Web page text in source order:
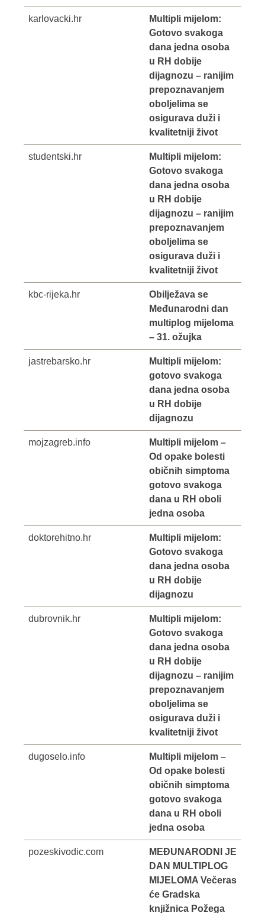
karlovacki.hr
Multipli mijelom:
Gotovo svakoga
dana jedna osoba
u RH dobije
dijagnozu – ranijim
prepoznavanjem
oboljelima se
osigurava duži i
kvalitetniji život
studentski.hr
Multipli mijelom:
Gotovo svakoga
dana jedna osoba
u RH dobije
dijagnozu – ranijim
prepoznavanjem
oboljelima se
osigurava duži i
kvalitetniji život
kbc-rijeka.hr
Obilježava se
Međunarodni dan
multiplog mijeloma
– 31. ožujka
jastrebarsko.hr
Multipli mijelom:
gotovo svakoga
dana jedna osoba
u RH dobije
dijagnozu
mojzagreb.info
Multipli mijelom –
Od opake bolesti
običnih simptoma
gotovo svakoga
dana u RH oboli
jedna osoba
doktorehitno.hr
Multipli mijelom:
Gotovo svakoga
dana jedna osoba
u RH dobije
dijagnozu
dubrovnik.hr
Multipli mijelom:
Gotovo svakoga
dana jedna osoba
u RH dobije
dijagnozu – ranijim
prepoznavanjem
oboljelima se
osigurava duži i
kvalitetniji život
dugoselo.info
Multipli mijelom –
Od opake bolesti
običnih simptoma
gotovo svakoga
dana u RH oboli
jedna osoba
pozeskivodic.com
MEĐUNARODNI JE
DAN MULTIPLOG
MIJELOMA Večeras
će Gradska
knjižnica Požega